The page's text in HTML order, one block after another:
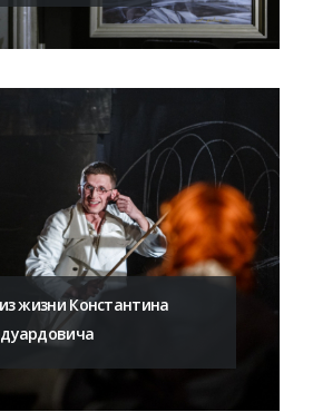
жизни Константина